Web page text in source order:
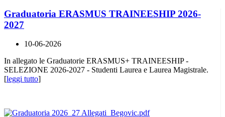
Graduatoria ERASMUS TRAINEESHIP 2026-
2027
10-06-2026
In allegato le Graduatorie ERASMUS+ TRAINEESHIP -
SELEZIONE 2026-2027 - Studenti Laurea e Laurea Magistrale.
[leggi tutto]